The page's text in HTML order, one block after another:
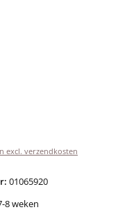
excl. verzendkosten
01065920
8 weken